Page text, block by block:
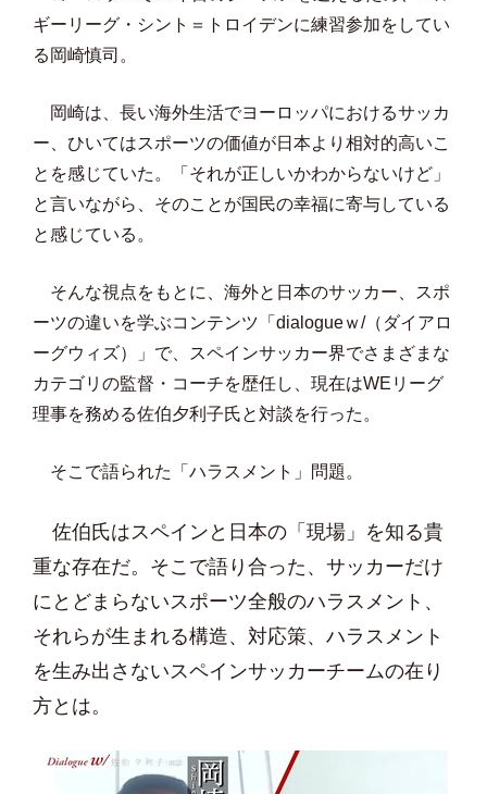
ギーリーグ・シント＝トロイデンに練習参加をしてい
る岡崎慎司。
岡崎は、長い海外生活でヨーロッパにおけるサッカ
ー、ひいてはスポーツの価値が日本より相対的高いこ
とを感じていた。「それが正しいかわからないけど」
と言いながら、そのことが国民の幸福に寄与している
と感じている。
そんな視点をもとに、海外と日本のサッカー、スポ
ーツの違いを学ぶコンテンツ「dialogueｗ/（ダイアロ
ーグウィズ）」で、スペインサッカー界でさまざまな
カテゴリの監督・コーチを歴任し、現在はWEリーグ
理事を務める佐伯夕利子氏と対談を行った。
そこで語られた「ハラスメント」問題。
佐伯氏はスペインと日本の「現場」を知る貴
重な存在だ。そこで語り合った、サッカーだけ
にとどまらないスポーツ全般のハラスメント、
それらが生まれる構造、対応策、ハラスメント
を生み出さないスペインサッカーチームの在り
方とは。